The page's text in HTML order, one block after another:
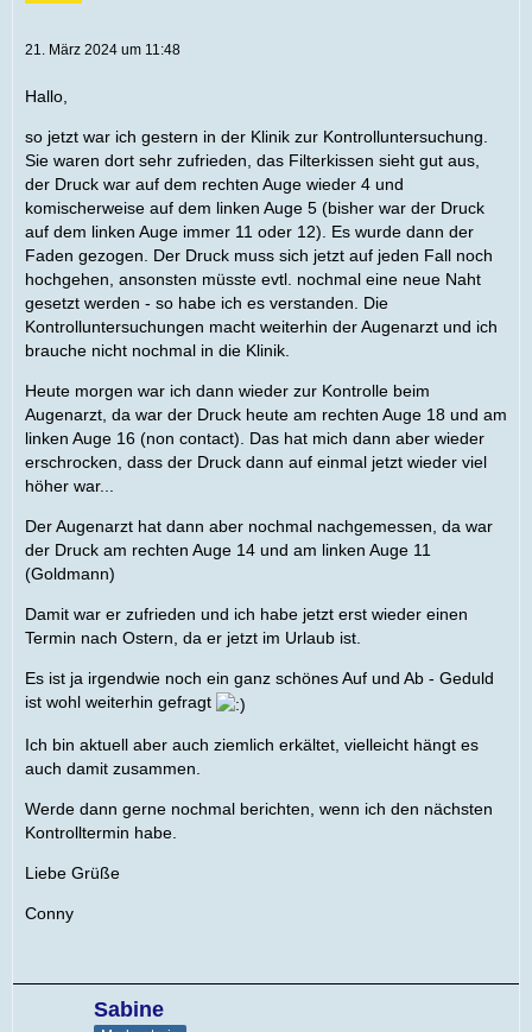
21. März 2024 um 11:48
Hallo,
so jetzt war ich gestern in der Klinik zur Kontrolluntersuchung.
Sie waren dort sehr zufrieden, das Filterkissen sieht gut aus,
der Druck war auf dem rechten Auge wieder 4 und
komischerweise auf dem linken Auge 5 (bisher war der Druck
auf dem linken Auge immer 11 oder 12). Es wurde dann der
Faden gezogen. Der Druck muss sich jetzt auf jeden Fall noch
hochgehen, ansonsten müsste evtl. nochmal eine neue Naht
gesetzt werden - so habe ich es verstanden. Die
Kontrolluntersuchungen macht weiterhin der Augenarzt und ich
brauche nicht nochmal in die Klinik.
Heute morgen war ich dann wieder zur Kontrolle beim
Augenarzt, da war der Druck heute am rechten Auge 18 und am
linken Auge 16 (non contact). Das hat mich dann aber wieder
erschrocken, dass der Druck dann auf einmal jetzt wieder viel
höher war...
Der Augenarzt hat dann aber nochmal nachgemessen, da war
der Druck am rechten Auge 14 und am linken Auge 11
(Goldmann)
Damit war er zufrieden und ich habe jetzt erst wieder einen
Termin nach Ostern, da er jetzt im Urlaub ist.
Es ist ja irgendwie noch ein ganz schönes Auf und Ab - Geduld
ist wohl weiterhin gefragt
Ich bin aktuell aber auch ziemlich erkältet, vielleicht hängt es
auch damit zusammen.
Werde dann gerne nochmal berichten, wenn ich den nächsten
Kontrolltermin habe.
Liebe Grüße
Conny
Sabine